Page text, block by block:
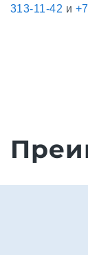
313-11-42 и